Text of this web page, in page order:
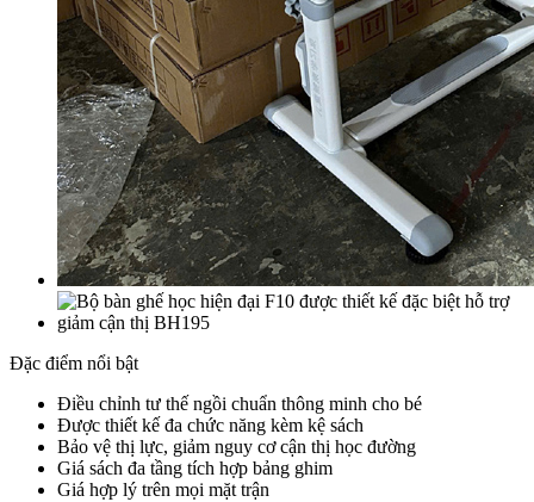
Đặc điểm nổi bật
Điều chỉnh tư thế ngồi chuẩn thông minh cho bé
Được thiết kế đa chức năng kèm kệ sách
Bảo vệ thị lực, giảm nguy cơ cận thị học đường
Giá sách đa tầng tích hợp bảng ghim
Giá hợp lý trên mọi mặt trận